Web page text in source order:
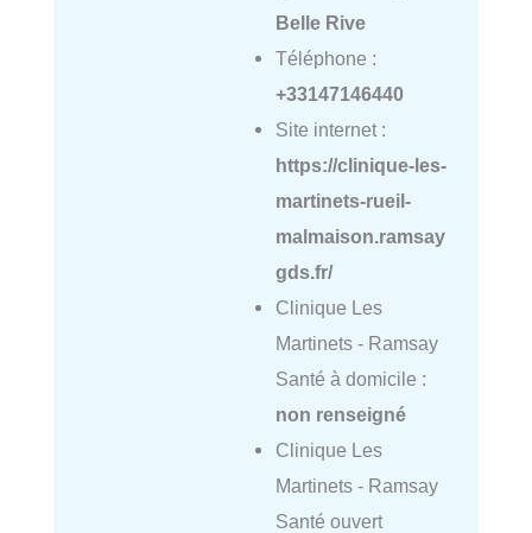
Belle Rive
Téléphone :
+33147146440
Site internet :
https://clinique-les-
martinets-rueil-
malmaison.ramsay
gds.fr/
Clinique Les
Martinets - Ramsay
Santé à domicile :
non renseigné
Clinique Les
Martinets - Ramsay
Santé ouvert